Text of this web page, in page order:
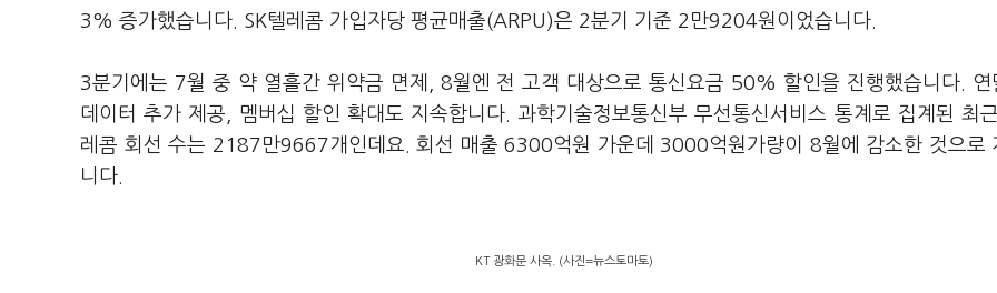
3% 증가했습니다. SK텔레콤 가입자당 평균매출(ARPU)은 2분기 기준 2만9204원이었습니다.
3분기에는 7월 중 약 열흘간 위약금 면제, 8월엔 전 고객 대상으로 통신요금 50% 할인을 진행했습니다. 연
데이터 추가 제공, 멤버십 할인 확대도 지속합니다. 과학기술정보통신부 무선통신서비스 통계로 집계된 최
레콤 회선 수는 2187만9667개인데요. 회선 매출 6300억원 가운데 3000억원가량이 8월에 감소한 것으로
니다.
KT 광화문 사옥. (사진=뉴스토마토)